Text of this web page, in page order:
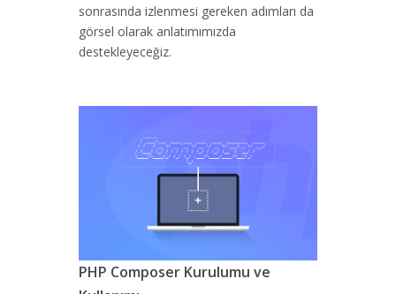
sonrasında izlenmesi gereken adımları da
görsel olarak anlatımımızda
destekleyeceğiz.
PHP Composer Kurulumu ve